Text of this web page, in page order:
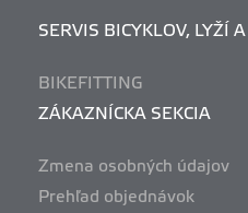
SERVIS BICYKLOV, LYŽÍ
BIKEFITTING
ZÁKAZNÍCKA SEKCIA
Zmena osobných údajov
Prehľad objednávok